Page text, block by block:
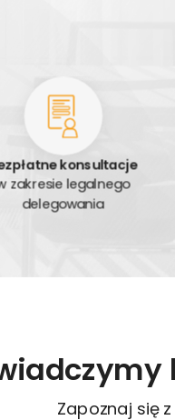
konsultacje
zakresie legalnego
delegowania
Zapoznaj się